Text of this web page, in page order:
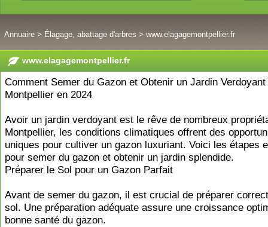
Annuaire > Élagage, abattage d'arbres > www.elagagemontpellier.fr
www.elagagemontpellier.fr
Comment Semer du Gazon et Obtenir un Jardin Verdoyant
Montpellier en 2024
Avoir un jardin verdoyant est le rêve de nombreux
Montpellier, les conditions climatiques offrent des
uniques pour cultiver un gazon luxuriant. Voici les étapes
pour semer du gazon et obtenir un jardin splendide.
Préparer le Sol pour un Gazon Parfait
Avant de semer du gazon, il est crucial de préparer
sol. Une préparation adéquate assure une croissance
bonne santé du gazon.